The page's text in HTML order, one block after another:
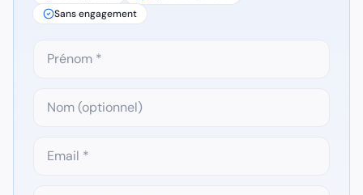
Sans engagement